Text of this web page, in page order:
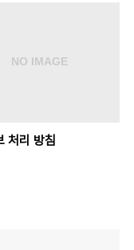
처리 방침